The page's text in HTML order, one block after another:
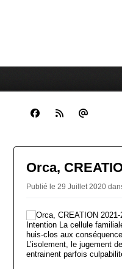
Orca,
Publié le 29 Juillet 2020
Intention La cellule
huis-clos aux
L’isolement, le jugement
entrainent parfois